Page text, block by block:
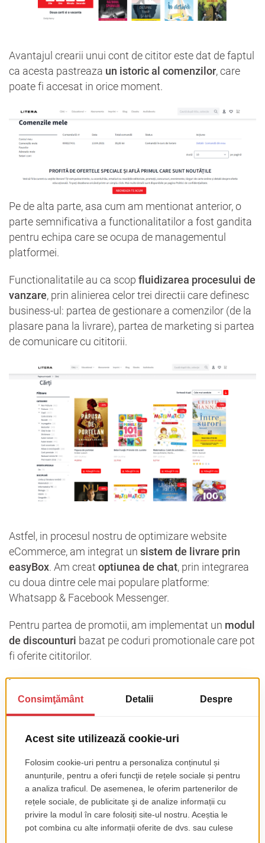
Avantajul crearii unui cont de cititor este dat de faptul
ca acesta pastreaza un istoric al comenzilor, care
poate fi accesat in orice moment.
Pe de alta parte, asa cum am mentionat anterior, o
parte semnificativa a functionalitatilor a fost gandita
pentru echipa care se ocupa de managementul
platformei.
Functionalitatile au ca scop fluidizarea procesului de
vanzare, prin alinierea celor trei directii care definesc
business-ul: partea de gestionare a comenzilor (de la
plasare pana la livrare), partea de marketing si partea
de comunicare cu cititorii.
Astfel, in procesul nostru de optimizare website
eCommerce, am integrat un sistem de livrare prin
easyBox. Am creat optiunea de chat, prin integrarea
cu doua dintre cele mai populare platforme:
Whatsapp & Facebook Messenger.
Pentru partea de promotii, am implementat un modul
de discounturi bazat pe coduri promotionale care pot
fi oferite cititorilor.
Tot din aceasta categorie fac parte headerele si
bannerele care se pot schimba si adapta in functie de
ofertele pe care echipa Litera intentioneaza sa le
De asemenea, printr-un sistem automat bazat pe un
algoritm care le analizeaza comportamentul din
platforma, cititorii pot primisugestii de produse
personalizate, functionalitate care permite echipei
Litera sa-si sustina procesul de upselling.